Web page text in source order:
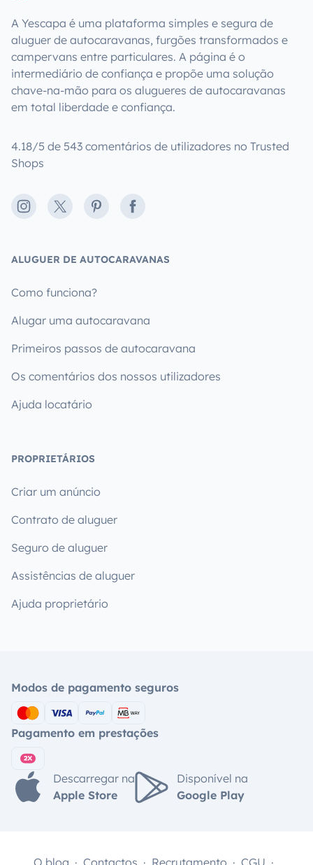
A Yescapa é uma plataforma simples e segura de
aluguer de autocaravanas, furgões transformados e
campervans entre particulares. A página é o
intermediário de confiança e propõe uma solução
chave-na-mão para os alugueres de autocaravanas
em total liberdade e confiança.
4.18/5 de 543 comentários de utilizadores no Trusted
Shops
Instagram
X PinterestFacebook
ALUGUER DE AUTOCARAVANAS
Como funciona?
Alugar uma autocaravana
Primeiros passos de autocaravana
Os comentários dos nossos utilizadores
Ajuda locatário
PROPRIETÁRIOS
Criar um anúncio
Contrato de aluguer
Seguro de aluguer
Assistências de aluguer
Ajuda proprietário
Modos de pagamento seguros
Pagamento em prestações
Descarregar na
Apple Store
Disponível na
Google Play
O blog Contactos Recrutamento CGU